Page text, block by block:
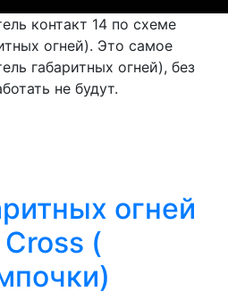
контакт 14 по схеме
огней). Это самое
габаритных огней), без
не будут.
огней
(